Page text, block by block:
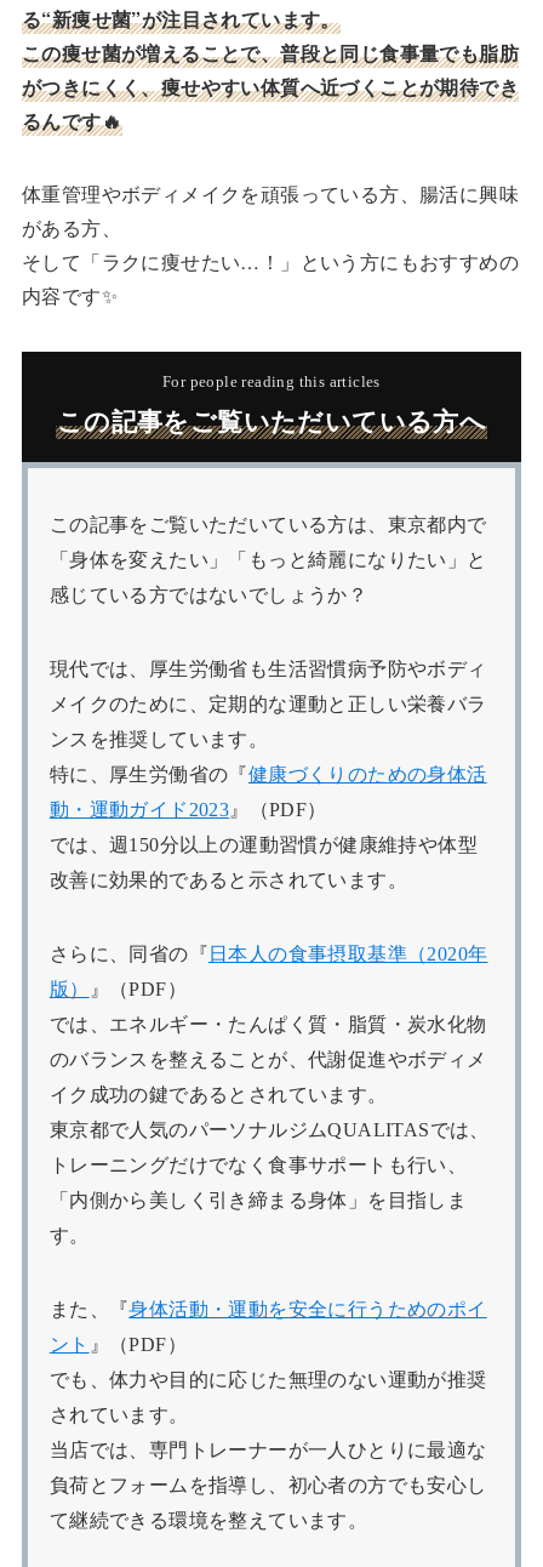
る“新痩せ菌”が注目されています。
この痩せ菌が増えることで、普段と同じ食事量でも脂肪
がつきにくく、痩せやすい体質へ近づくことが期待でき
るんです🔥
体重管理やボディメイクを頑張っている方、腸活に興味
がある方、
そして「ラクに痩せたい…！」という方にもおすすめの
内容です✨
For people reading this articles
この記事をご覧いただいている方へ
この記事をご覧いただいている方は、東京都内で
「身体を変えたい」「もっと綺麗になりたい」と
感じている方ではないでしょうか？
現代では、厚生労働省も生活習慣病予防やボディ
メイクのために、定期的な運動と正しい栄養バラ
ンスを推奨しています。
特に、厚生労働省の『健康づくりのための身体活
動・運動ガイド2023 』（PDF）
では、週150分以上の運動習慣が健康維持や体型
改善に効果的であると示されています。
さらに、同省の『 日本人の食事摂取基準（2020年
版）
』（PDF）
では、エネルギー・たんぱく質・脂質・炭水化物
のバランスを整えることが、代謝促進やボディメ
イク成功の鍵であるとされています。
東京都で人気のパーソナルジムQUALITASでは、
トレーニングだけでなく食事サポートも行い、
「内側から美しく引き締まる身体」を目指しま
す。
また、『身体活動・運動を安全に行うためのポイ
ント 』（PDF）
でも、体力や目的に応じた無理のない運動が推奨
されています。
当店では、専門トレーナーが一人ひとりに最適な
負荷とフォームを指導し、初心者の方でも安心し
て継続できる環境を整えています。